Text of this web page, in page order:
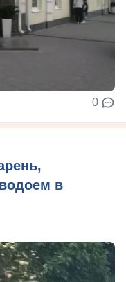
0
в